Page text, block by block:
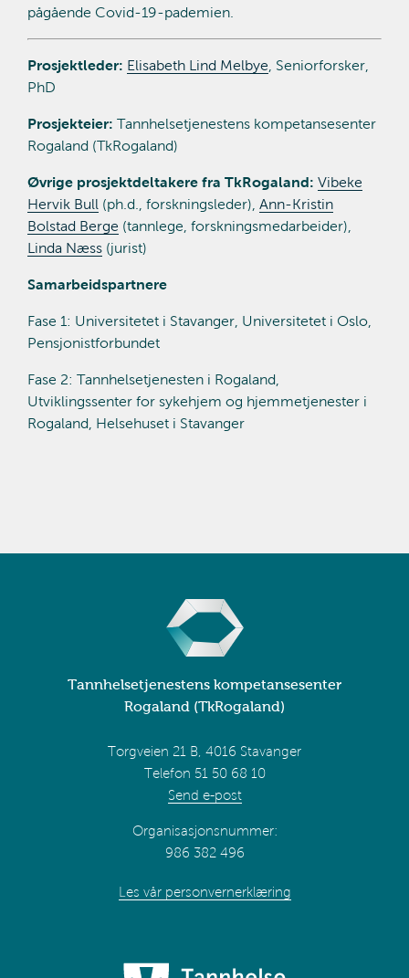
pågående Covid-19-pademien.
Prosjektleder: Elisabeth Lind Melbye , Seniorforsker,
PhD
Prosjekteier: Tannhelsetjenestens kompetansesenter
Rogaland (TkRogaland)
Øvrige prosjektdeltakere fra TkRogaland: Vibeke
Hervik Bull (ph.d., forskningsleder), Ann-Kristin
Bolstad Berge (tannlege, forskningsmedarbeider),
Linda Næss (jurist)
Samarbeidspartnere
Fase 1: Universitetet i Stavanger, Universitetet i Oslo,
Pensjonistforbundet
Fase 2: Tannhelsetjenesten i Rogaland,
Utviklingssenter for sykehjem og hjemmetjenester i
Rogaland, Helsehuset i Stavanger
Tannhelsetjenestens kompetansesenter
Rogaland (TkRogaland)
Torgveien 21 B, 4016 Stavanger
Telefon 51 50 68 10
Send e-post
Organisasjonsnummer:
986 382 496
Les vår personvernerklæring